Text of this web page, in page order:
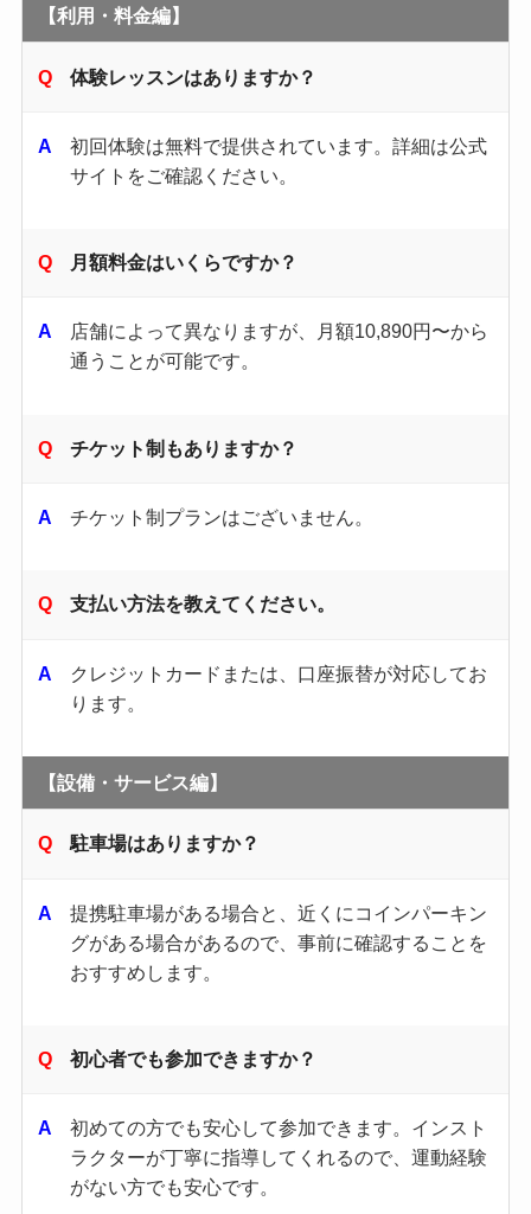
【利用・料金編】
体験レッスンはありますか？
初回体験は無料で提供されています。​詳細は公式
サイトをご確認ください。​
月額料金はいくらですか？
店舗によって異なりますが、月額10,890円〜から
通うことが可能です。
チケット制もありますか？
チケット制プランはございません。
支払い方法を教えてください。
クレジットカードまたは、口座振替が対応してお
ります。
【設備・サービス編】
駐車場はありますか？
提携駐車場がある場合と、近くにコインパーキン
グがある場合があるので、事前に確認することを
おすすめします。
初心者でも参加できますか？
初めての方でも安心して参加できます。​インスト
ラクターが丁寧に指導してくれるので、運動経験
がない方でも安心です。​